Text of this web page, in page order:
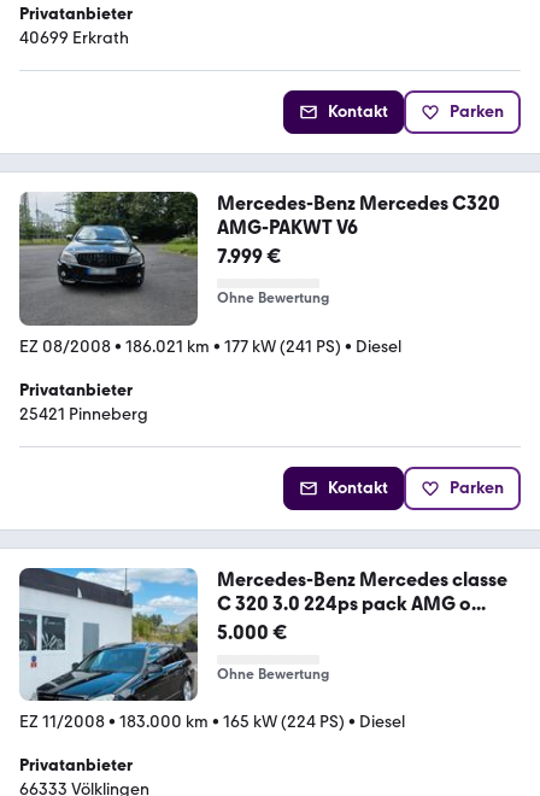
Privatanbieter
40699 Erkrath
Kontakt Parken
Mercedes-Benz Mercedes C320
AMG-PAKWT V6
7.999 €
Ohne Bewertung
EZ 08/2008• 186.021 km • 177 kW (241 PS) • Diesel
Privatanbieter
25421 Pinneberg
Kontakt Parken
Mercedes-Benz Mercedes classe
C 320 3.0 224ps pack AMG o...
5.000 €
Ohne Bewertung
EZ 11/2008• 183.000 km • 165 kW (224 PS) • Diesel
Privatanbieter
66333 Völklingen